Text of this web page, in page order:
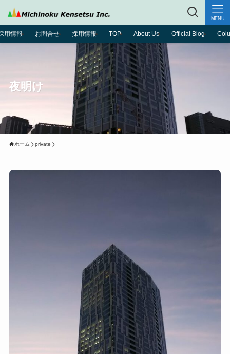
MENU
用情報 お問合せ 採用情報 TOP About Us Official Blog
夜明け
ホーム private